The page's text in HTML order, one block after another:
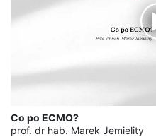
Co po ECMO?
prof. dr hab. Marek Jemielity